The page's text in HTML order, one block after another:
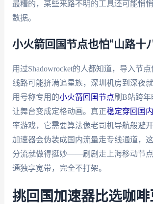
最糟的，某些来路不明的工具还可能悄
数据。
小火箭回国节点也怕“山路十
用过Shadowrocket的人都知道，导入节
线路可能挤满追星族，深圳机房到深夜
用号称专用的小火箭回国节点刷B站跨
让舞台变成定格动画。真正稳定穿回国
率游戏，它需要算法像老司机导航般避
加速器会伪装成国内流量走专线通道，
分流就做得挺妙——刷剧走上海移动节
通独享宽带，完全不打架。
挑回国加速器比选咖